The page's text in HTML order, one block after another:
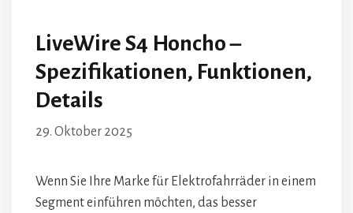
LiveWire S4 Honcho –
Spezifikationen, Funktionen,
Details
29. Oktober 2025
Wenn Sie Ihre Marke für Elektrofahrräder in einem
Segment einführen möchten, das besser